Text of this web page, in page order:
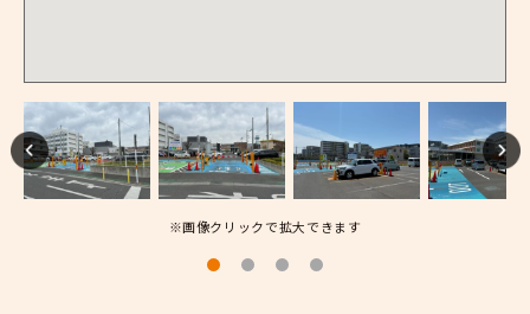
※画像クリックで拡大できます